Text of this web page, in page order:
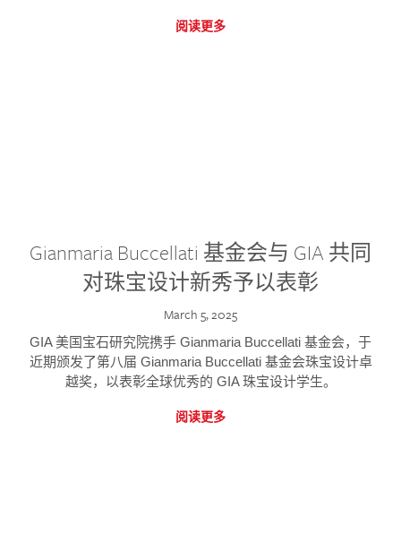
阅读更多
Gianmaria Buccellati 基金会与 GIA 共同
对珠宝设计新秀予以表彰
March 5, 2025
GIA 美国宝石研究院携手 Gianmaria Buccellati 基金会，于
近期颁发了第八届 Gianmaria Buccellati 基金会珠宝设计卓
越奖，以表彰全球优秀的 GIA 珠宝设计学生。
阅读更多